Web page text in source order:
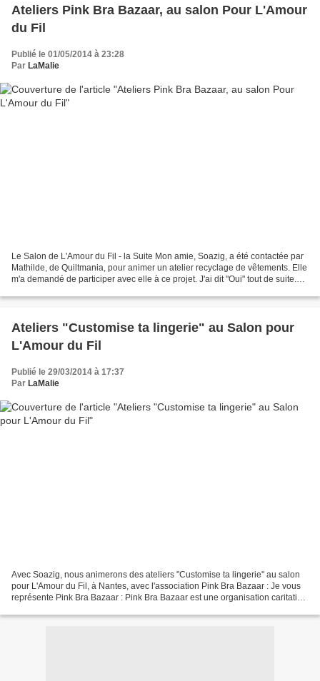
Ateliers Pink Bra Bazaar, au salon Pour L'Amour
du Fil
Publié le 01/05/2014 à 23:28
Par LaMalie
Le Salon de L'Amour du Fil - la Suite Mon amie, Soazig, a été contactée par
Mathilde, de Quiltmania, pour animer un atelier recyclage de vêtements. Elle
m'a demandé de participer avec elle à ce projet. J'ai dit "Oui" tout de suite.
Ateliers "Customise ta lingerie" au Salon pour
L'Amour du Fil
Publié le 29/03/2014 à 17:37
Par LaMalie
Avec Soazig, nous animerons des ateliers "Customise ta lingerie" au salon
pour L'Amour du Fil, à Nantes, avec l'association Pink Bra Bazaar : Je vous
représente Pink Bra Bazaar : Pink Bra Bazaar est une organisation caritative